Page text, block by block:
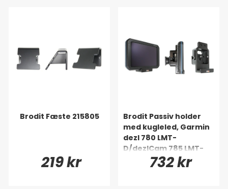
Brodit Fæste 215805
219 kr
Brodit Passiv holder
med kugleled, Garmin
dezl 780 LMT-
D/dezlCam 785 LMT-
D/Fleet 770/Fleet
780/Fleet 790
732 kr